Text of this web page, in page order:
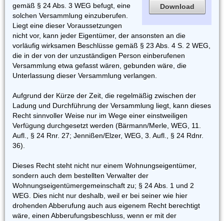
Download
gemäß § 24 Abs. 3 WEG befugt, eine
solchen Versammlung einzuberufen.
Liegt eine dieser Voraussetzungen
nicht vor, kann jeder Eigentümer, der ansonsten an die
vorläufig wirksamen Beschlüsse gemäß § 23 Abs. 4 S. 2 WEG,
die in der von der unzuständigen Person einberufenen
Versammlung etwa gefasst wären, gebunden wäre, die
Unterlassung dieser Versammlung verlangen.
Aufgrund der Kürze der Zeit, die regelmäßig zwischen der
Ladung und Durchführung der Versammlung liegt, kann dieses
Recht sinnvoller Weise nur im Wege einer einstweiligen
Verfügung durchgesetzt werden (Bärmann/Merle, WEG, 11.
Aufl., § 24 Rnr. 27; Jennißen/Elzer, WEG, 3. Aufl., § 24 Rdnr.
36).
Dieses Recht steht nicht nur einem Wohnungseigentümer,
sondern auch dem bestellten Verwalter der
Wohnungseigentümergemeinschaft zu; § 24 Abs. 1 und 2
WEG. Dies nicht nur deshalb, weil er bei seiner wie hier
drohenden Abberufung auch aus eigenem Recht berechtigt
wäre, einen Abberufungsbeschluss, wenn er mit der